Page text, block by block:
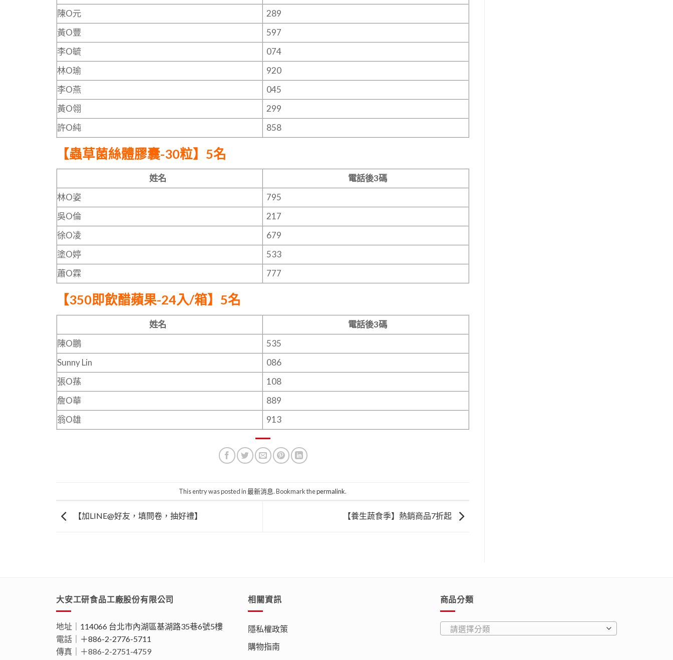
陳O元
289
黃O豐
597
李O毓
074
林O瑜
920
李O燕
045
黃O翎
299
許O純
858
【蟲草菌絲體膠囊-30粒】5名
姓名
電話後3碼
林O姿
795
吳O倫
217
徐O凌
679
塗O婷
533
蕭O霖
777
【350即飲醋蘋果-24入/箱】5名
姓名
電話後3碼
陳O鵬
535
Sunny Lin
086
張O蓀
108
詹O華
889
翁O雄
913
This entry was posted in最新消息. Bookmark thepermalink.
【加LINE@好友，填問卷，抽好禮】 【養生蔬食季】熱銷商品7折起
大安工研食品工廠股份有限公司
地址｜ 114066 台北市內湖區基湖路35巷6號5樓
電話｜
＋886-2-2776-5711
傳真｜＋886-2-2751-4759
相關資訊
隱私權政策
購物指南
商品分類
請選擇分類